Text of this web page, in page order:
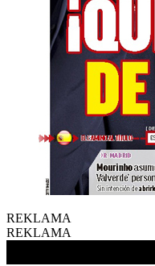
REKLAMA
REKLAMA